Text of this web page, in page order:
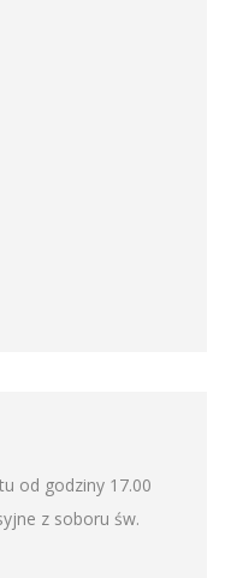
od godziny 17.00
z soboru św.